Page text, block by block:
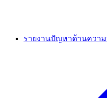
รายงานปัญหาด้านควา